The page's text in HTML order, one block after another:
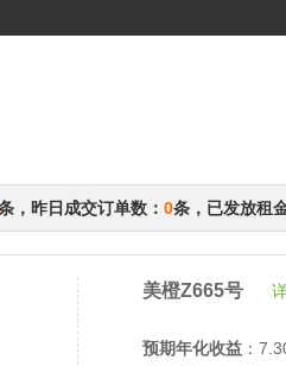
，昨日成交订单数： 0条，已发放租
美橙Z665号
预期年化收益 ：